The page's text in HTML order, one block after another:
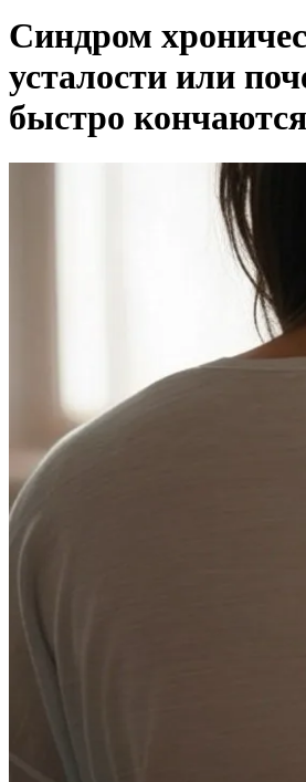
Синдром
усталости или
быстро